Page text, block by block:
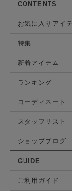
CONTENTS
お気に入りアイ
特集
新着アイテム
ランキング
コーディネート
スタッフリスト
ショップブログ
GUIDE
ご利用ガイド